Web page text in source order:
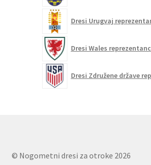
Dresi Urugvaj
Dresi Wales
Dresi Združene države
© Nogometni dresi za otroke 2026